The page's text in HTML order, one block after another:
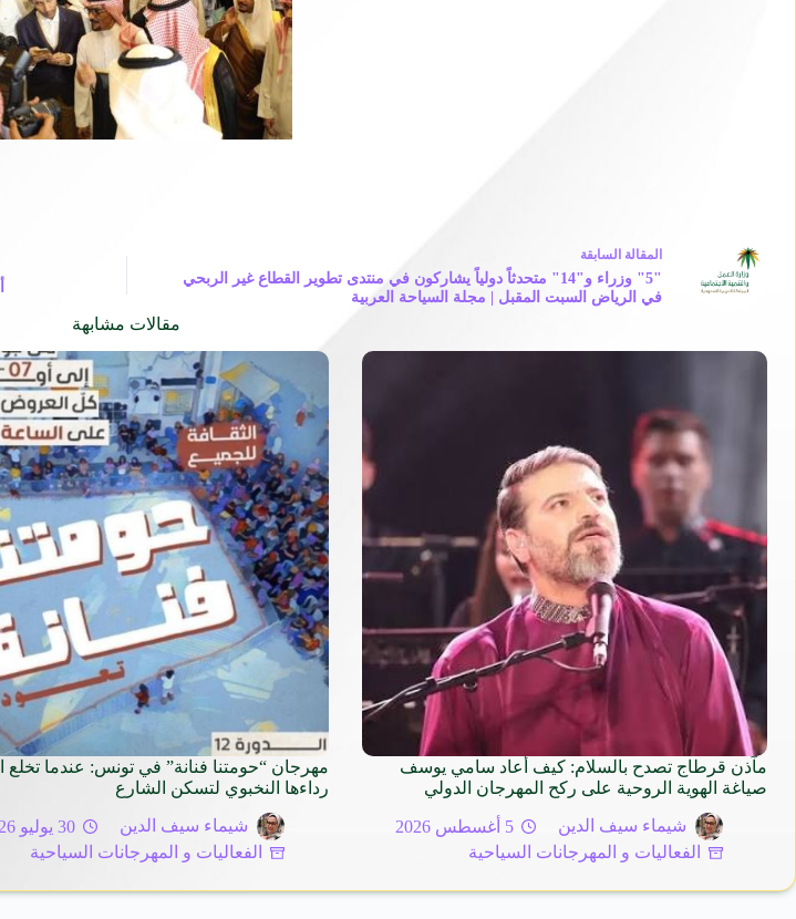
المقالة السابقة
"5" وزراء و"14" متحدثاً دولياً يشاركون في منتدى تطوير القطاع غير الربحي
في الرياض السبت المقبل | مجلة السياحة العربية
مقالات مشابهة
مآذن قرطاج تصدح بالسلام: كيف أعاد سامي يوسف
صياغة الهوية الروحية على ركح المهرجان الدولي
شيماء سيف الدين
5 أغسطس 2026
الفعاليات و المهرجانات السياحية
مهرجان “حومتنا فنانة” في تونس: عندما تخلع
رداءها النخبوي لتسكن الشارع
شيماء سيف الدين
30 يوليو 2026
الفعاليات و المهرجانات السياحية